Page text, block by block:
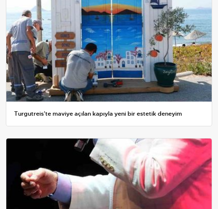
Turgutreis'te maviye açılan kapıyla yeni bir estetik deneyim